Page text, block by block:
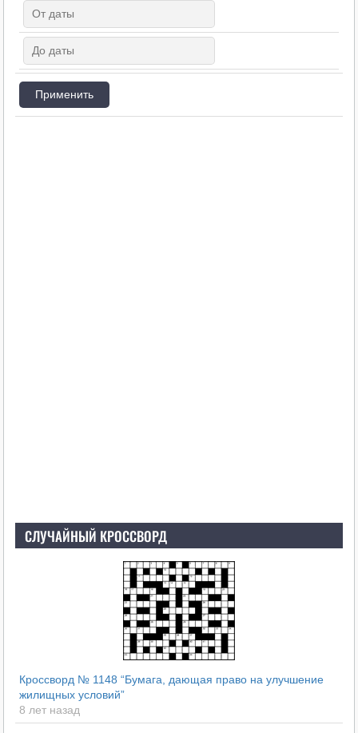
СЛУЧАЙНЫЙ КРОССВОРД
Кроссворд № 1148 “Бумага, дающая право на улучшение
жилищных условий”
8 лет назад